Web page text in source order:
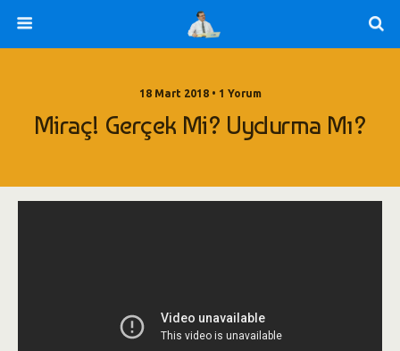
18 Mart 2018 • 1 Yorum
Miraç! Gerçek Mi? Uydurma Mı?